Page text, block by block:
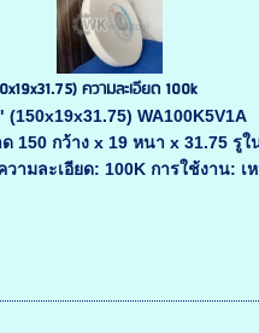
ความละเอียด 100k
WA100K5V1A
150 กว้าง x 19 หนา x 31.75 รูใ
ามละเอียด: 100K การใช้งาน: เ